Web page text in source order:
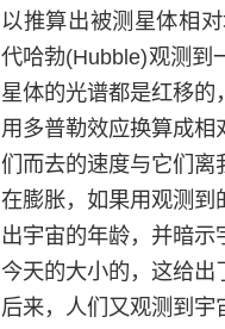
以推算出被测星体相
代哈勃(Hubble)观测到
星体的光谱都是红移
用多普勒效应换算成
们而去的速度与它们离
在膨胀，如果用观测到
出宇宙的年龄，并暗
今天的大小的，这给出
后来，人们又观测到